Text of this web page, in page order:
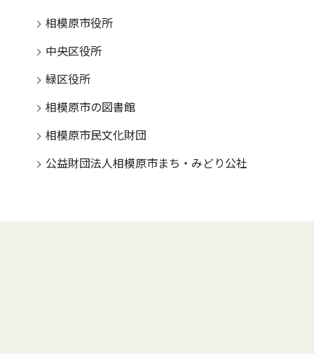
相模原市役所
中央区役所
緑区役所
相模原市の図書館
相模原市民文化財団
公益財団法人相模原市まち・みどり公社